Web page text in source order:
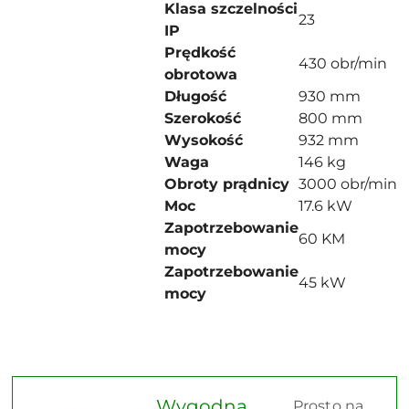
Klasa szczelności
IP
23
Prędkość
obrotowa
430 obr/min
Długość
930 mm
Szerokość
800 mm
Wysokość
932 mm
Waga
146 kg
Obroty prądnicy 3000 obr/min
Moc
17.6 kW
Zapotrzebowanie
mocy
60 KM
Zapotrzebowanie
mocy
45 kW